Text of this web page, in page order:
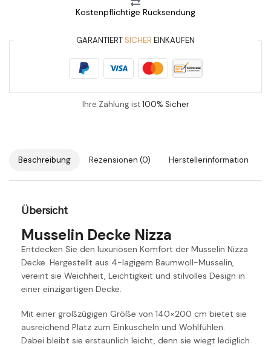
Kostenpflichtige Rücksendung
GARANTIERT SICHER EINKAUFEN
Ihre Zahlung ist100% Sicher
Beschreibung Rezensionen (0) Herstellerinformation
Übersicht
Musselin Decke Nizza
Entdecken Sie den luxuriösen Komfort der Musselin Nizza
Decke. Hergestellt aus 4-lagigem Baumwoll-Musselin,
vereint sie Weichheit, Leichtigkeit und stilvolles Design in
einer einzigartigen Decke.
Mit einer großzügigen Größe von 140×200 cm bietet sie
ausreichend Platz zum Einkuscheln und Wohlfühlen.
Dabei bleibt sie erstaunlich leicht, denn sie wiegt lediglich